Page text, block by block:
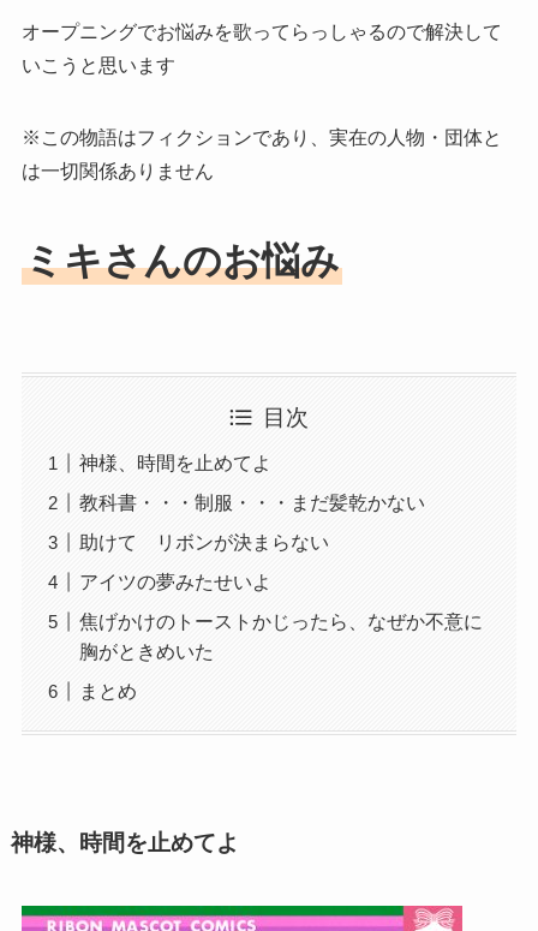
オープニングでお悩みを歌ってらっしゃるので解決して
いこうと思います
※この物語はフィクションであり、実在の人物・団体と
は一切関係ありません
ミキさんのお悩み
目次
神様、時間を止めてよ
教科書・・・制服・・・まだ髪乾かない
助けて リボンが決まらない
アイツの夢みたせいよ
焦げかけのトーストかじったら、なぜか不意に
胸がときめいた
まとめ
神様、時間を止めてよ